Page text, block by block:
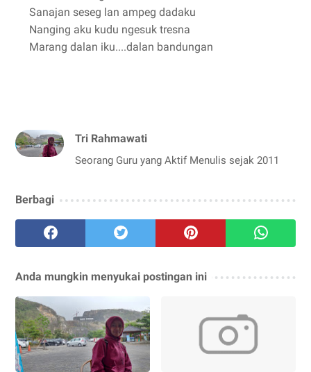
Sanajan seseg lan ampeg dadaku
Nanging aku kudu ngesuk tresna
Marang dalan iku....dalan bandungan
Tri Rahmawati
Seorang Guru yang Aktif Menulis sejak 2011
Berbagi
Anda mungkin menyukai postingan ini